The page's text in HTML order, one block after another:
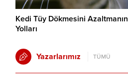
Kedi Tüy Dökmesini Azaltmanın
Yolları
Yazarlarımız TÜMÜ